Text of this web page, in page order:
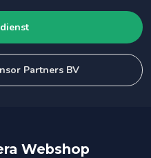
Partners BV
Webshop